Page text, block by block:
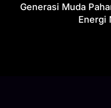
Generasi Muda
Energi